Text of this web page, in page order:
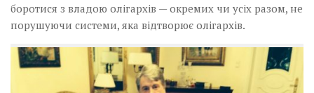
боротися з владою олігархів — окремих чи усіх разом, не
порушуючи системи, яка відтворює олігархів.